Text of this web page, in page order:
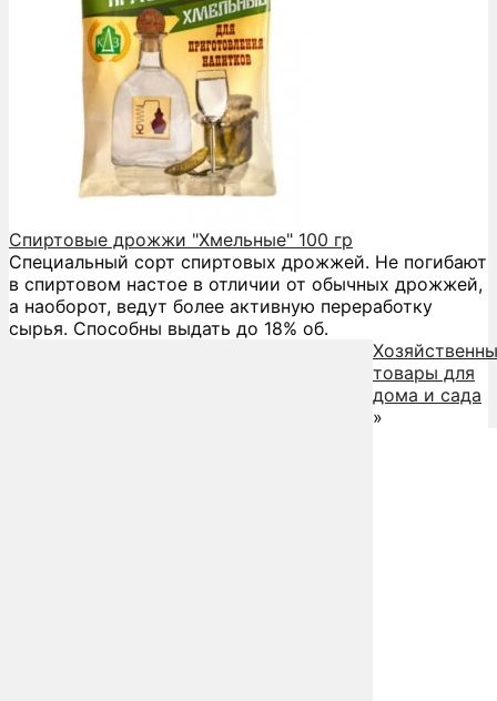
Спиртовые дрожжи "Хмельные" 100 гр
Специальный сорт спиртовых дрожжей. Не погибают
в спиртовом настое в отличии от обычных дрожжей,
а наоборот, ведут более активную переработку
сырья. Способны выдать до 18% об.
товары для
дома и сада
»